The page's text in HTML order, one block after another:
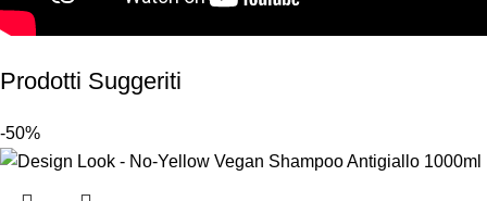
Prodotti Suggeriti
-50%